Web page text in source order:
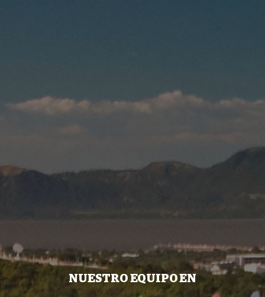
NUESTRO EQUIPO EN